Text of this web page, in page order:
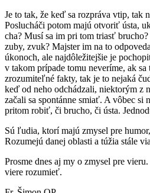
Je to tak, že keď sa rozpráva vtip, tak
Poslucháči potom majú otvoriť ústa,
cha? Musí sa im pri tom triasť
zuby, zvuk? Majster im na to
úkonoch, ale najdôležitejšie je
v takom prípade tomu neveríme, ak
zrozumiteľné fakty, tak je to nejaká
keď od neho odchádzali, niektorým z
začali sa spontánne smiať. A vôbec si
pritom robiť, či brucho, či ústa.
Sú ľudia, ktorí majú zmysel pre
Rozumejú danej oblasti a túžia stále
Prosme dnes aj my o zmysel pre
viere rozumieť.